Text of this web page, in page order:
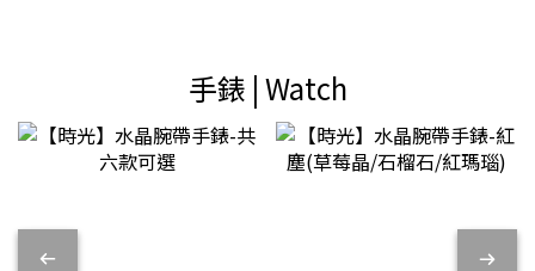
手錶 | Watch